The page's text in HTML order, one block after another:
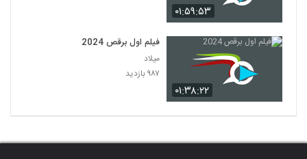
۰۱:۵۹:۵۳
۰۱:۳۸:۲۲
فیلم اول برقص 2024
میلاد
۹۸۷ بازدید